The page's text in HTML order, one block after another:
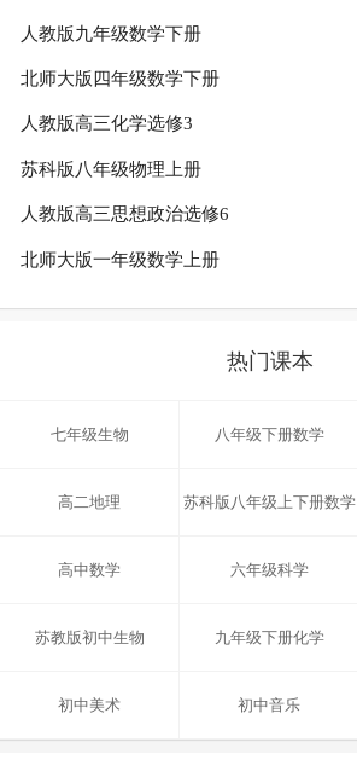
人教版九年级数学下册
北师大版四年级数学下册
人教版高三化学选修3
苏科版八年级物理上册
人教版高三思想政治选修6
北师大版一年级数学上册
热门课本
七年级生物 八年级下册数学
高二地理 苏科版八年级上下册数学
高中数学 六年级科学
苏教版初中生物 九年级下册化学
初中美术 初中音乐